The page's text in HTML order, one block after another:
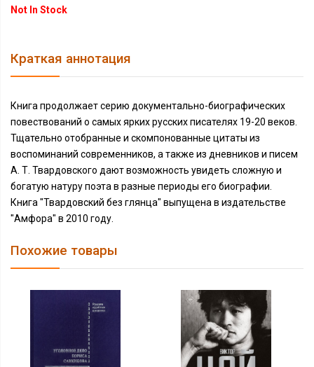
Not In Stock
Краткая аннотация
Книга продолжает серию документально-биографических
повествований о самых ярких русских писателях 19-20 веков.
Тщательно отобранные и скомпонованные цитаты из
воспоминаний современников, а также из дневников и писем
А. Т. Твардовского дают возможность увидеть сложную и
богатую натуру поэта в разные периоды его биографии.
Книга "Твардовский без глянца" выпущена в издательстве
"Амфора" в 2010 году.
Похожие товары